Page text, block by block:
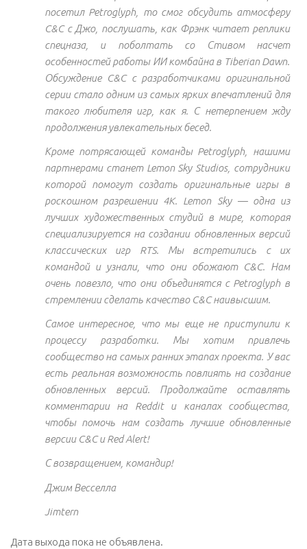
посетил Petroglyph, то смог обсудить атмосферу
C&C с Джо, послушать, как Фрэнк читает реплики
спецназа, и поболтать со Стивом насчет
особенностей работы ИИ комбайна в Tiberian Dawn.
Обсуждение C&C с разработчиками оригинальной
серии стало одним из самых ярких впечатлений для
такого любителя игр, как я. С нетерпением жду
продолжения увлекательных бесед.
Кроме потрясающей команды Petroglyph, нашими
партнерами станет Lemon Sky Studios, сотрудники
которой помогут создать оригинальные игры в
роскошном разрешении 4K. Lemon Sky — одна из
лучших художественных студий в мире, которая
специализируется на создании обновленных версий
классических игр RTS. Мы встретились с их
командой и узнали, что они обожают C&C. Нам
очень повезло, что они объединятся с Petroglyph в
стремлении сделать качество C&C наивысшим.
Самое интересное, что мы еще не приступили к
процессу разработки. Мы хотим привлечь
сообщество на самых ранних этапах проекта. У вас
есть реальная возможность повлиять на создание
обновленных версий. Продолжайте оставлять
комментарии на Reddit и каналах сообщества,
чтобы помочь нам создать лучшие обновленные
версии C&C и Red Alert!
С возвращением, командир!
Джим Весселла
Jimtern
Дата выхода пока не объявлена.